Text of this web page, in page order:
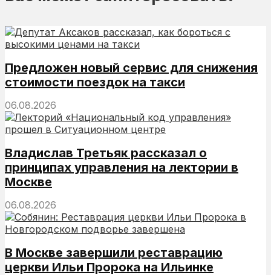
Предложен новый сервис для снижения
стоимости поездок на такси
06.08.2026
Владислав Третьяк рассказал о
принципах управления на лектории в
Москве
06.08.2026
В Москве завершили реставрацию
церкви Ильи Пророка на Ильинке